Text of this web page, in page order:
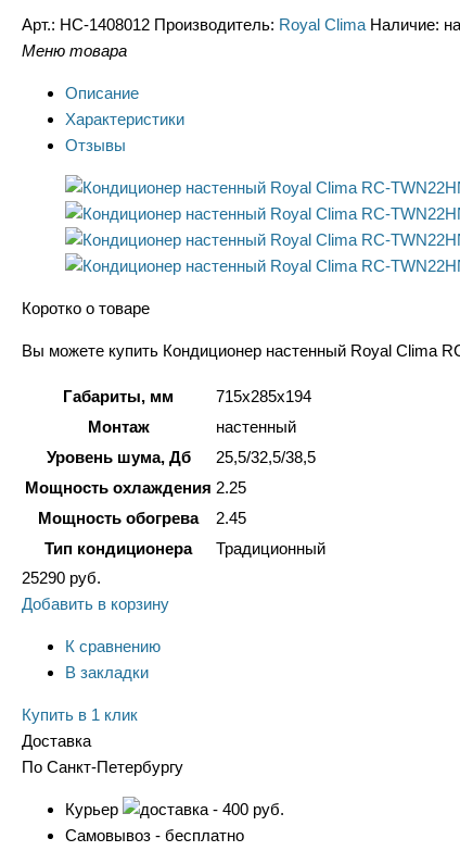
Арт.: НС-1408012 Производитель: Royal Clima Наличие:
Меню товара
Описание
Характеристики
Отзывы
Коротко о товаре
Вы можете купить Кондиционер настенный Royal Clima
Габариты, мм
715x285x194
Монтаж
настенный
Уровень шума, Дб
25,5/32,5/38,5
Мощность охлаждения 2.25
Мощность обогрева
2.45
Тип кондиционера
Традиционный
25290 руб.
Добавить в корзину
К сравнению
В закладки
Купить в 1 клик
Доставка
По Санкт-Петербургу
Курьер
- 400 руб.
Самовывоз - бесплатно